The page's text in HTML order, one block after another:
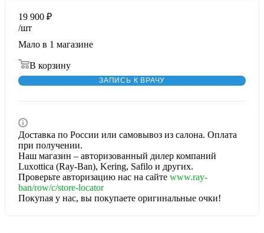
19 900 ₽
/шт
Мало в 1 магазине
В корзину
ЗАПИСЬ К ВРАЧУ
Доставка по России или самовывоз из салона. Оплата
при получении.
Наш магазин – авторизованный дилер компаний
Luxottica (Ray-Ban), Kering, Safilo и других.
Проверьте авторизацию нас на сайте www.ray-
ban/row/c/store-locator
Покупая у нас, вы покупаете оригинальные очки!